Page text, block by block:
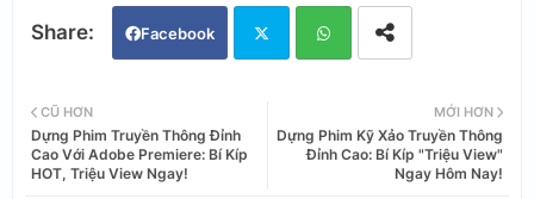
Facebook
ats
MỚI HƠN
Dựng Phim Kỹ Xảo Truyền Thông
Đỉnh Cao: Bí Kíp "Triệu View"
Ngay Hôm Nay!
CŨ HƠN
Dựng Phim Truyền Thông Đỉnh
Cao Với Adobe Premiere: Bí Kíp
HOT, Triệu View Ngay!